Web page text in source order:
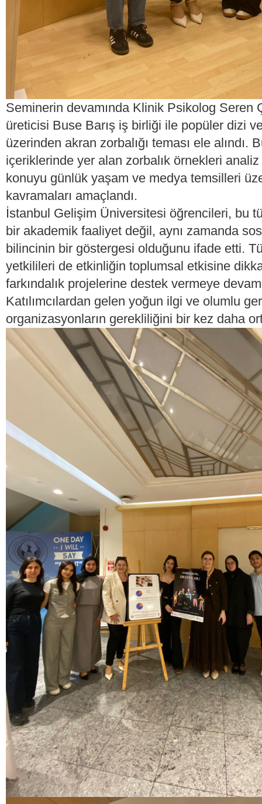
Seminerin devamında Klinik Psikolog Seren
üreticisi Buse Barış iş birliği ile popüler dizi
üzerinden akran zorbalığı teması ele alındı.
içeriklerinde yer alan zorbalık örnekleri analiz
konuyu günlük yaşam ve medya temsilleri
kavramaları amaçlandı.
İstanbul Gelişim Üniversitesi öğrencileri, bu
bir akademik faaliyet değil, aynı zamanda
bilincinin bir göstergesi olduğunu ifade etti.
yetkilileri de etkinliğin toplumsal etkisine
farkındalık projelerine destek vermeye
Katılımcılardan gelen yoğun ilgi ve olumlu
organizasyonların gerekliliğini bir kez daha